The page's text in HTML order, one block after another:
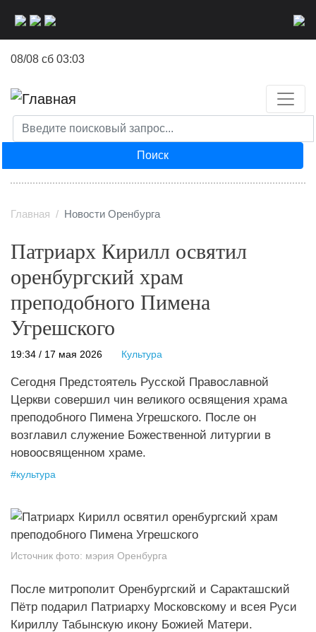
08/08 сб 03:03
Поиск
Главная Новости Оренбурга
Патриарх Кирилл освятил
оренбургский храм
преподобного Пимена
Угрешского
19:34 / 17 мая 2026 Культура
Сегодня Предстоятель Русской Православной
Церкви совершил чин великого освящения храма
преподобного Пимена Угрешского. После он
возглавил служение Божественной литургии в
новоосвященном храме.
#культура
Источник фото: мэрия Оренбурга
После митрополит Оренбургский и Саракташский
Пётр подарил Патриарху Московскому и всея Руси
Кириллу Табынскую икону Божией Матери.